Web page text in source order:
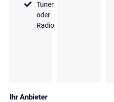
Tuner
oder
Radio
Ihr Anbieter